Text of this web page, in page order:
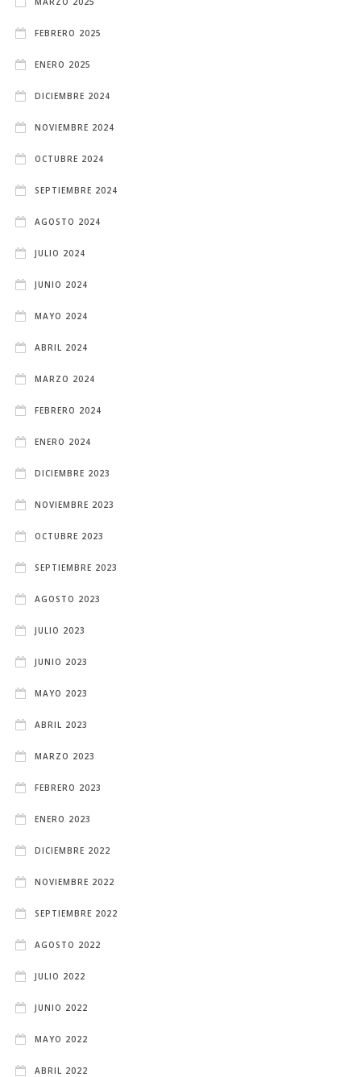
FEBRERO 2025
ENERO 2025
DICIEMBRE 2024
NOVIEMBRE 2024
OCTUBRE 2024
SEPTIEMBRE 2024
AGOSTO 2024
JULIO 2024
JUNIO 2024
MAYO 2024
ABRIL 2024
MARZO 2024
FEBRERO 2024
ENERO 2024
DICIEMBRE 2023
NOVIEMBRE 2023
OCTUBRE 2023
SEPTIEMBRE 2023
AGOSTO 2023
JULIO 2023
JUNIO 2023
MAYO 2023
ABRIL 2023
MARZO 2023
FEBRERO 2023
ENERO 2023
DICIEMBRE 2022
NOVIEMBRE 2022
SEPTIEMBRE 2022
AGOSTO 2022
JULIO 2022
JUNIO 2022
MAYO 2022
ABRIL 2022